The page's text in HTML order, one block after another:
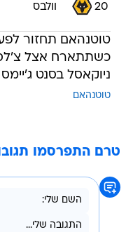
20 וולבס
טוטנהאם תחזור
כשתתארח אצל
ניוקאסל בסנט
טוטנהאם
טרם התפרסמו